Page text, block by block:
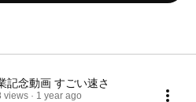
記念動画 すごい速さ
views 1 year ago